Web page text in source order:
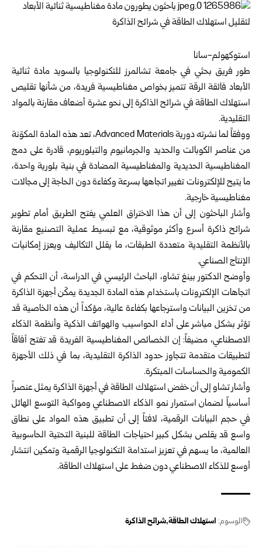
استوكهولم-سانا
طور فريق بحثي في جامعة تشالمرز للتكنولوجيا بالسويد مادة ثنائية
الأبعاد فائقة الرقة تتميز بخواص مغناطيسية فريدة، من شأنها تقليص
استهلاك الطاقة في شرائح الذاكرة إلى نحو عشرة أضعاف مقارنة بالمواد
التقليدية.
ووفقاً لما نشرته دورية Advanced Materials، تعد هذه المادة المكوّنة
من عناصر الكوبالت والحديد والجرمانيوم والتيلوريوم، قادرة على دمج
المغناطيسية الحديدية والمغناطيسية المضادة في بنية بلورية واحدة،
ما يتيح للإلكترونات تغيير اتجاهها بسرعة وكفاءة دون الحاجة إلى مجالات
مغناطيسية خارجية.
وأشار الباحثون إلى أن هذا الاختراق العلمي يفتح الطريق أمام تطوير
شرائح ذاكرة أسرع وأكثر موثوقية، مع تبسيط عملية التصنيع مقارنة
بالأنظمة التقليدية متعددة الطبقات، ما يقلل التكاليف ويعزز إمكانيات
الإنتاج الصناعي.
وأوضح الدكتور بينغ تشاو، الباحث الرئيسي في الدراسة، أن التحكم في
اتجاهات الإلكترونات باستخدام هذه المادة الجديدة يمكّن أجهزة الذاكرة
من تخزين البيانات واسترجاعها بكفاءة عالية، مؤكداً أن هذه الخاصية قد
تؤثر بشكل مباشر على أداء الحواسيب والهواتف الذكية وأنظمة الذكاء
الاصطناعي، مضيفاً: إن الخصائص المغناطيسية الفريدة قد تفتح آفاقاً
لتطبيقات متقدمة تتجاوز حدود الذاكرة التقليدية، بما في ذلك الأجهزة
الكمومية والحساسات المبتكرة.
وأشار تشاو إلى أن خفض استهلاك الطاقة في أجهزة الذاكرة يمثل عنصراً
أساسياً لضمان استمرار نمو الذكاء الاصطناعي ومواكبة التوسع الهائل
في حجم البيانات الرقمية، لافتاً إلى أن تطبيق هذه المواد على نطاق
واسع قد يقلص بشكل كبير احتياجات الطاقة للبنية التحتية الحاسوبية
العالمية، ما يسهم في تعزيز استدامة التكنولوجيا الرقمية وتمكين انتشار
أوسع للذكاء الاصطناعي دون ضغط على استهلاك الطاقة.
الوسوم: استهلاك الطاقة شرائح الذاكرة